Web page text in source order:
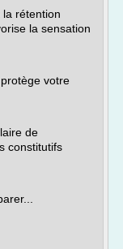
rétention
la sensation
votre
de
constitutifs